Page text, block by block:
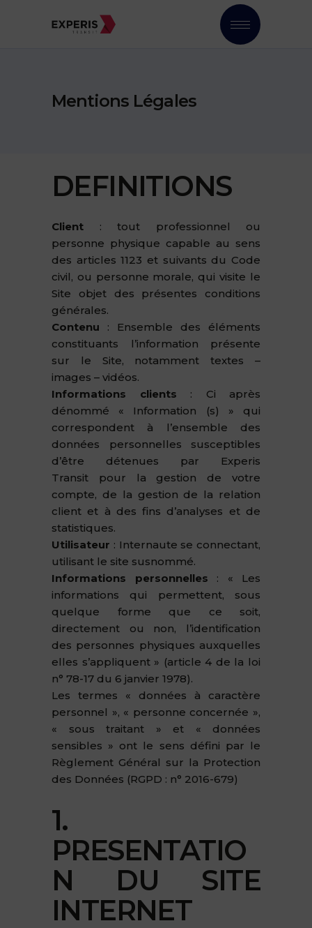
Mentions Légales
DEFINITIONS
Client : tout professionnel ou
personne physique capable au sens
des articles 1123 et suivants du Code
civil, ou personne morale, qui visite le
Site objet des présentes conditions
générales.
Contenu : Ensemble des éléments
constituants l’information présente
sur le Site, notamment textes –
images – vidéos.
Informations clients : Ci après
dénommé « Information (s) » qui
correspondent à l’ensemble des
données personnelles susceptibles
d’être détenues par Experis
Transit pour la gestion de votre
compte, de la gestion de la relation
client et à des fins d’analyses et de
statistiques.
Utilisateur : Internaute se connectant,
utilisant le site susnommé.
Informations personnelles : « Les
informations qui permettent, sous
quelque forme que ce soit,
directement ou non, l’identification
des personnes physiques auxquelles
elles s’appliquent » (article 4 de la loi
n° 78-17 du 6 janvier 1978).
Les termes « données à caractère
personnel », « personne concernée »,
« sous traitant » et « données
sensibles » ont le sens défini par le
Règlement Général sur la Protection
des Données (RGPD : n° 2016-679)
1.
PRESENTATIO
N DU SITE
INTERNET